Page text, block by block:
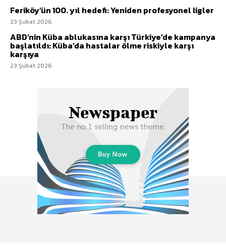
Feriköy’ün 100. yıl hedefi: Yeniden profesyonel ligler
23 Şubat 2026
ABD’nin Küba ablukasına karşı Türkiye’de kampanya
başlatıldı: Küba’da hastalar ölme riskiyle karşı
karşıya
23 Şubat 2026